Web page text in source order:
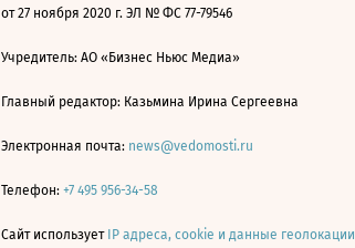
от 27 ноября 2020 г. ЭЛ № ФС 77-79546
Учредитель: АО «Бизнес Ньюс Медиа»
Главный редактор: Казьмина Ирина Сергеевна
Электронная почта: news@vedomosti.ru
Телефон: +7 495 956-34-58
Сайт использует IP адреса, cookie и данные геолокации